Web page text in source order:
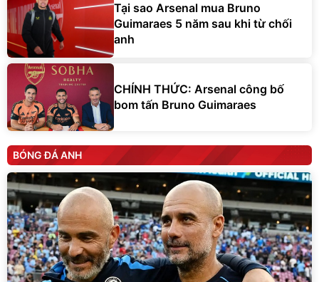
Tại sao Arsenal mua Bruno
Guimaraes 5 năm sau khi từ chối
anh
CHÍNH THỨC: Arsenal công bố
bom tấn Bruno Guimaraes
BÓNG ĐÁ ANH